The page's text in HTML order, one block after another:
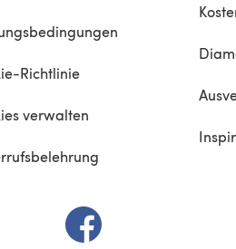
Richtlinie
verwalten
(öffnet sich in einem